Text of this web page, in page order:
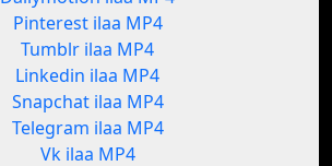
Pinterest ilaa MP4
Tumblr ilaa MP4
Linkedin ilaa MP4
Snapchat ilaa MP4
Telegram ilaa MP4
Vk ilaa MP4